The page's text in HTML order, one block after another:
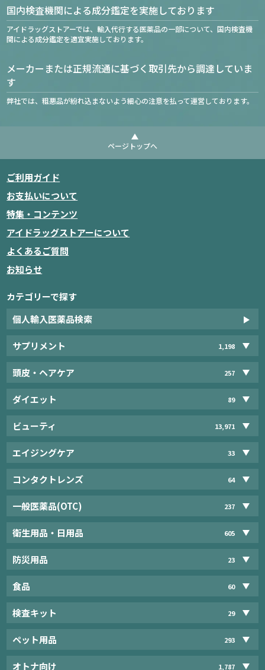
国内検査機関による成分鑑定を実施しております
アイドラッグストアーでは、輸入代行する医薬品の一部について、国内検査機
関による成分鑑定を適宜実施しております。
メーカーまたは正規流通に基づく取引先から調達していま
す
弊社では、粗悪品が紛れ込まないよう細心の注意を払って運営しております。
ページトップへ
ご利用ガイド
お支払いについて
特集・コンテンツ
アイドラッグストアーについて
よくあるご質問
お知らせ
カテゴリーで探す
個人輸入医薬品検索
サプリメント 1,198
頭皮・ヘアケア 257
ダイエット 89
ビューティ 13,971
エイジングケア 33
コンタクトレンズ 64
一般医薬品(OTC) 237
衛生用品・日用品 605
防災用品 23
食品 60
検査キット 29
ペット用品 293
オトナ向け 1,787